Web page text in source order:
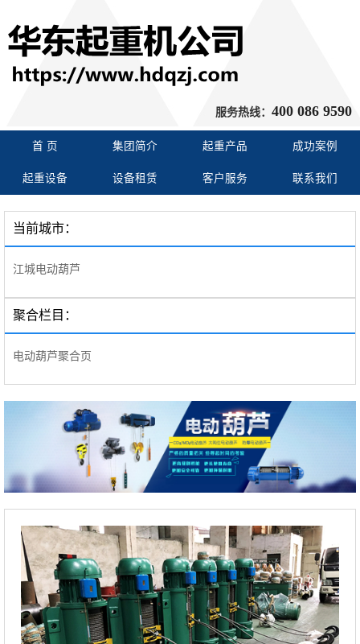
服务热线： 400 086 9590
首 页 集团简介 起重产品 成功案例
起重设备 设备租赁 客户服务 联系我们
当前城市：
江城电动葫芦
聚合栏目：
电动葫芦聚合页